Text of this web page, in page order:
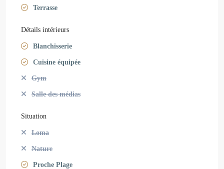
Terrasse
Détails intérieurs
Blanchisserie
Cuisine équipée
Gym
Salle des médias
Situation
Loma
Nature
Proche Plage